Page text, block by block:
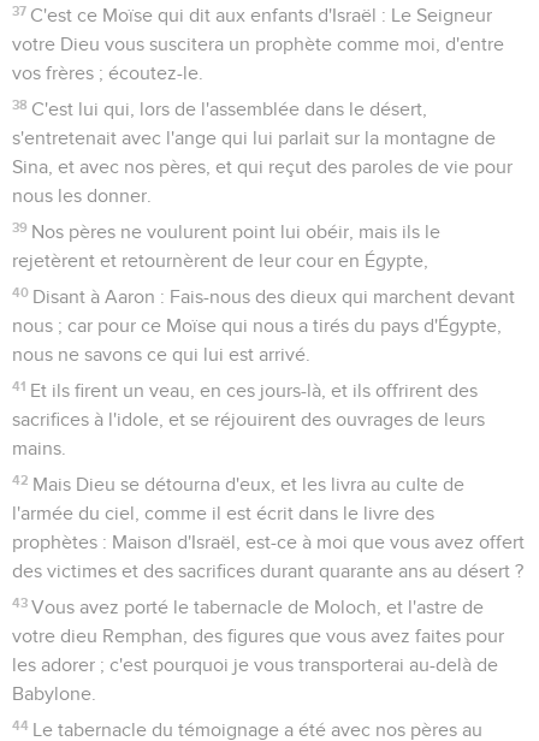
37 C'est ce Moïse qui dit aux enfants d'Israël : Le Seigneur
votre Dieu vous suscitera un prophète comme moi, d'entre
vos frères ; écoutez-le.
38 C'est lui qui, lors de l'assemblée dans le désert,
s'entretenait avec l'ange qui lui parlait sur la montagne de
Sina, et avec nos pères, et qui reçut des paroles de vie pour
nous les donner.
39 Nos pères ne voulurent point lui obéir, mais ils le
rejetèrent et retournèrent de leur cour en Égypte,
40 Disant à Aaron : Fais-nous des dieux qui marchent devant
nous ; car pour ce Moïse qui nous a tirés du pays d'Égypte,
nous ne savons ce qui lui est arrivé.
41 Et ils firent un veau, en ces jours-là, et ils offrirent des
sacrifices à l'idole, et se réjouirent des ouvrages de leurs
mains.
42 Mais Dieu se détourna d'eux, et les livra au culte de
l'armée du ciel, comme il est écrit dans le livre des
prophètes : Maison d'Israël, est-ce à moi que vous avez offert
des victimes et des sacrifices durant quarante ans au désert ?
43 Vous avez porté le tabernacle de Moloch, et l'astre de
votre dieu Remphan, des figures que vous avez faites pour
les adorer ; c'est pourquoi je vous transporterai au-delà de
Babylone.
44 Le tabernacle du témoignage a été avec nos pères au